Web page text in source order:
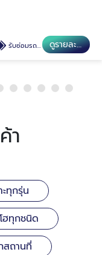
รับซ่อมรถแบคโฮนอกสถานที่ ดูรายละเอียด
า
ะทุกรุ่น
ฮทุกชนิด
สถานที่